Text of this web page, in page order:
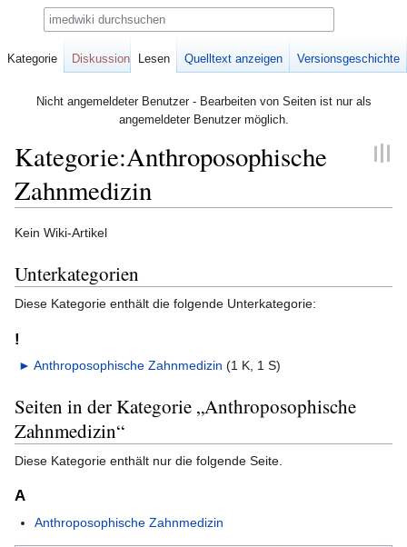
Nicht angemeldeter Benutzer - Bearbeiten von Seiten ist nur als
angemeldeter Benutzer möglich.
Kategorie:Anthroposophische
Zahnmedizin
Zur
springen
Zur
springen
Kein Wiki-Artikel
Unterkategorien
Diese Kategorie enthält die folgende Unterkategorie:
!
► Anthroposophische Zahnmedizin (1 K, 1 S)
Seiten in der Kategorie „Anthroposophische
Zahnmedizin“
Diese Kategorie enthält nur die folgende Seite.
A
Anthroposophische Zahnmedizin
Kategorie Diskussion Lesen Quelltext anzeigen Versionsgeschichte
Suche